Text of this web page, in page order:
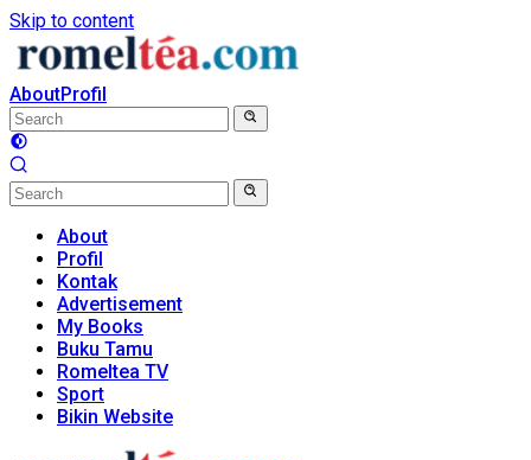
Skip to content
AboutProfil
About
Profil
Kontak
Advertisement
My Books
Buku Tamu
Romeltea TV
Sport
Bikin Website